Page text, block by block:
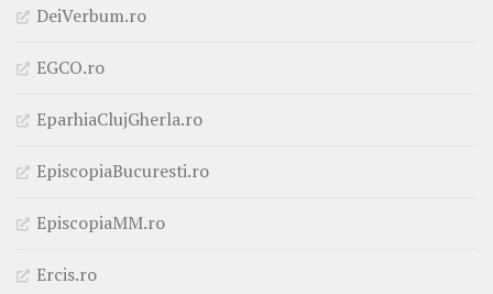
DeiVerbum.ro
EGCO.ro
EparhiaClujGherla.ro
EpiscopiaBucuresti.ro
EpiscopiaMM.ro
Ercis.ro